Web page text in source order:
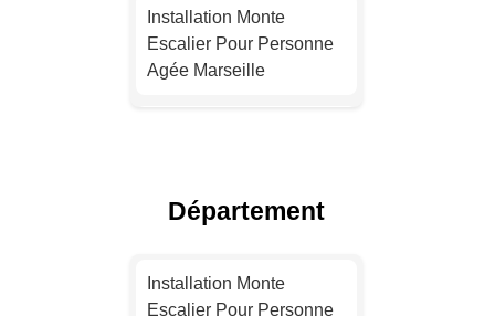
Installation Monte
Escalier Pour Personne
Agée Marseille
Département
Installation Monte
Escalier Pour Personne